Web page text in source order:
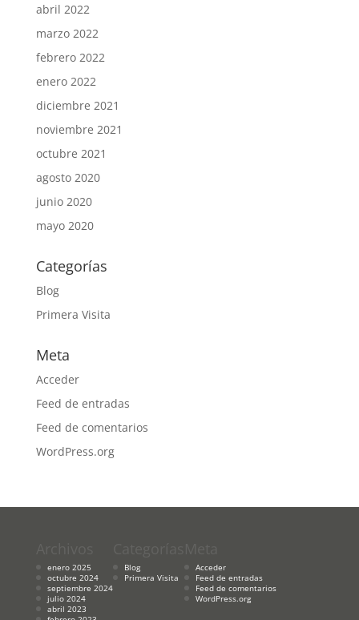
abril 2022
marzo 2022
febrero 2022
enero 2022
diciembre 2021
noviembre 2021
octubre 2021
agosto 2020
junio 2020
mayo 2020
Categorías
Blog
Primera Visita
Meta
Acceder
Feed de entradas
Feed de comentarios
WordPress.org
enero 2025
octubre 2024
septiembre 2024
julio 2024
abril 2023
Blog
Primera Visita
Acceder
Feed de entradas
Feed de comentarios
WordPress.org